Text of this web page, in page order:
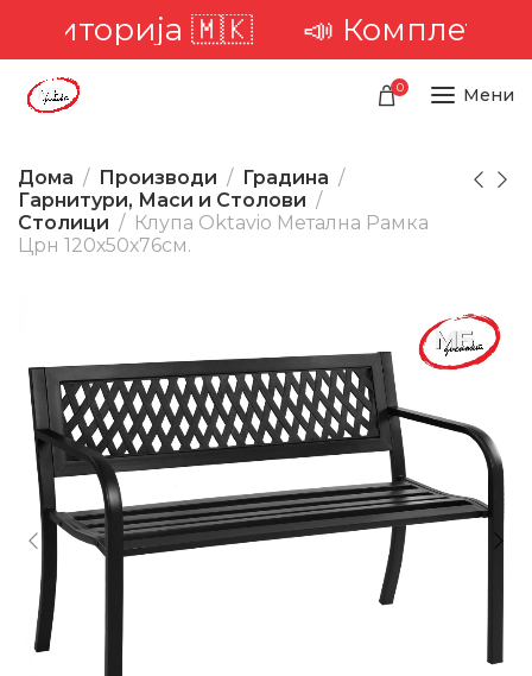
🇲🇰📣 Комплетна
0 Мени
Дома Производи
Градина
Гарнитури, Маси и Столови
Столици
Клупа Oktavio Метална Рамка
Црн 120х50х76см.